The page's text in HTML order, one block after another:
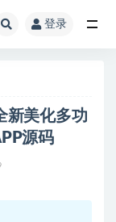
登录
新美化多功
源码